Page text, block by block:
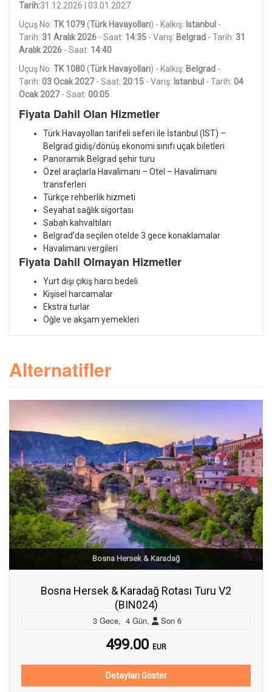
Tarih:31.12.2026 | 03.01.2027
Uçuş No: TK 1079(Türk Havayolları) - Kalkış: Istanbul -
Tarih: 31 Aralık 2026 - Saat: 14:35 - Varış: Belgrad - Tarih: 31
Aralık 2026 - Saat: 14:40
Uçuş No: TK 1080(Türk Havayolları) - Kalkış: Belgrad -
Tarih: 03 Ocak 2027- Saat: 20:15 - Varış: Istanbul - Tarih: 04
Ocak 2027- Saat: 00:05
Fiyata Dahil Olan Hizmetler
Türk Havayolları tarifeli seferi ile İstanbul (IST) –
Belgrad gidiş/dönüş ekonomi sınıfı uçak biletleri
Panoramik Belgrad şehir turu
Özel araçlarla Havalimanı – Otel – Havalimanı
transferleri
Türkçe rehberlik hizmeti
Seyahat sağlık sigortası
Sabah kahvaltıları
Belgrad’da seçilen otelde 3 gece konaklamalar
Havalimanı vergileri
Fiyata Dahil Olmayan Hizmetler
Yurt dışı çıkış harcı bedeli
Kişisel harcamalar
Ekstra turlar
Öğle ve akşam yemekleri
Alternatifler
Bosna Hersek & Karadağ
Bosna Hersek & Karadağ Rotası Turu V2
(BIN024)
3 Gece, 4 Gün, Son 6
499.00 EUR
Detayları Göster